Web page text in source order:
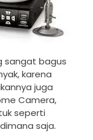
sangat bagus
karena
juga
Camera,
seperti
saja.